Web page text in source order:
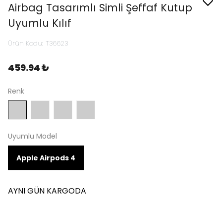
Airbag Tasarımlı Simli Şeffaf Kutup
Uyumlu Kılıf
Ürün Kodu: T36623
459.94 ₺
Renk
Uyumlu Model
Apple Airpods 4
AYNI GÜN KARGODA